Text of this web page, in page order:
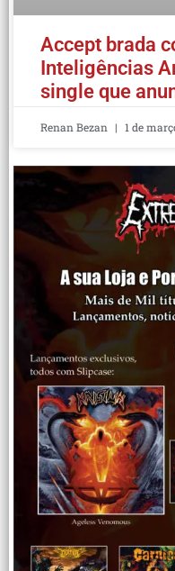
Accept brada
Inteligências
single que
Renan Bezan 1 de